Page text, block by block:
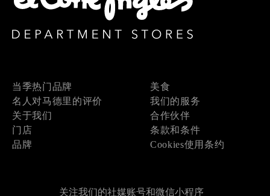
当季热门品牌
名人对马德里的评价
关于我们
门店
品牌
美食
我们的服务
合作伙伴
条款和条件
Cookies使用条约
关注我们的社媒账号和微信小程序